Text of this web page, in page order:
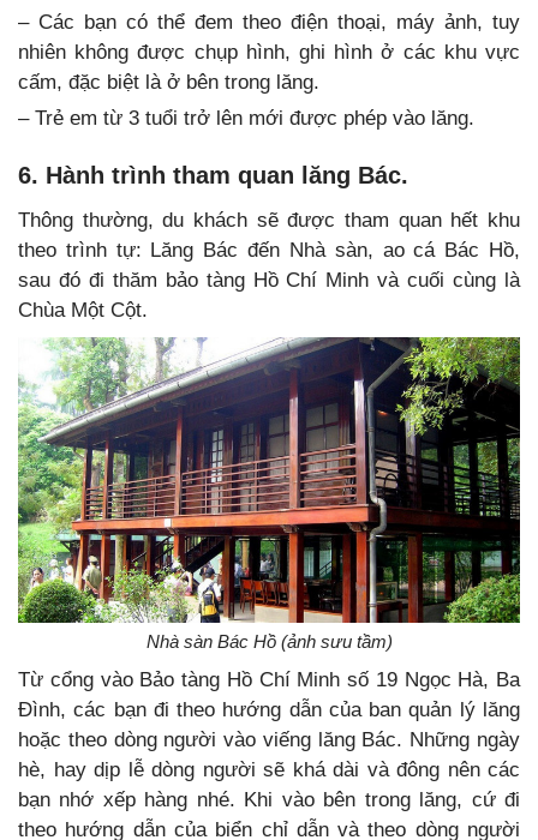
– Các bạn có thể đem theo điện thoại, máy ảnh, tuy
nhiên không được chụp hình, ghi hình ở các khu vực
cấm, đặc biệt là ở bên trong lăng.
– Trẻ em từ 3 tuổi trở lên mới được phép vào lăng.
6. Hành trình tham quan lăng Bác.
Thông thường, du khách sẽ được tham quan hết khu
theo trình tự: Lăng Bác đến Nhà sàn, ao cá Bác Hồ,
sau đó đi thăm bảo tàng Hồ Chí Minh và cuối cùng là
Chùa Một Cột.
Nhà sàn Bác Hồ (ảnh sưu tầm)
Từ cổng vào Bảo tàng Hồ Chí Minh số 19 Ngọc Hà, Ba
Đình, các bạn đi theo hướng dẫn của ban quản lý lăng
hoặc theo dòng người vào viếng lăng Bác. Những ngày
hè, hay dịp lễ dòng người sẽ khá dài và đông nên các
bạn nhớ xếp hàng nhé. Khi vào bên trong lăng, cứ đi
theo hướng dẫn của biển chỉ dẫn và theo dòng người